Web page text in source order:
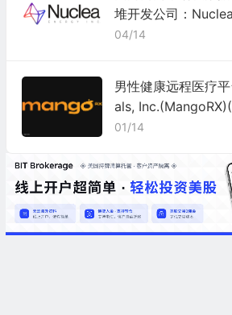
堆开发公司：
A)
04/14
男性健康远程医疗
als,
01/14